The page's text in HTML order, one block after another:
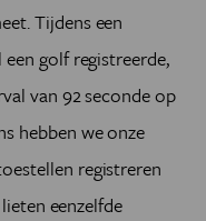
Tijdens een
golf registreerde,
van 92 seconde op
hebben we onze
registreren
eenzelfde